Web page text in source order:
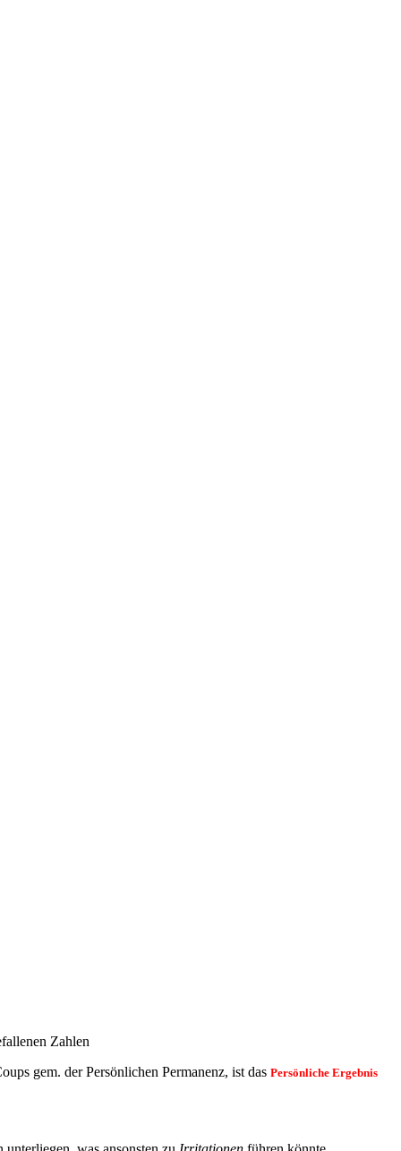
Zahlen
gem. der Persönlichen Permanenz, ist das Persönliche Ergebnis